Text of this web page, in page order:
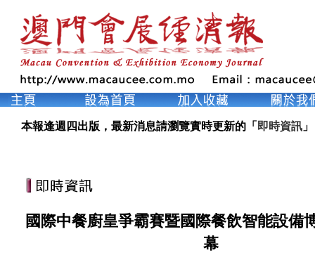
本報逢週四出版，最新消息請瀏覽實時更新的「 即時資訊 」
國際中餐廚皇爭霸賽暨國際餐飲智能設備
幕